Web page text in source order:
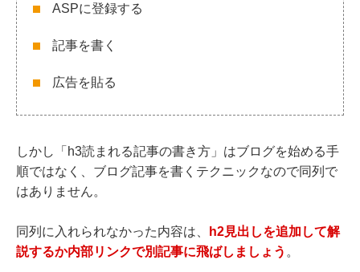
ASPに登録する
記事を書く
広告を貼る
しかし「h3読まれる記事の書き方」はブログを始める手
順ではなく、ブログ記事を書くテクニックなので同列で
はありません。
同列に入れられなかった内容は、
h2見出しを追加して解
説するか内部リンクで別記事に飛ばしましょう 。